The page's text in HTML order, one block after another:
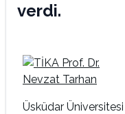
verdi.
Üsküdar